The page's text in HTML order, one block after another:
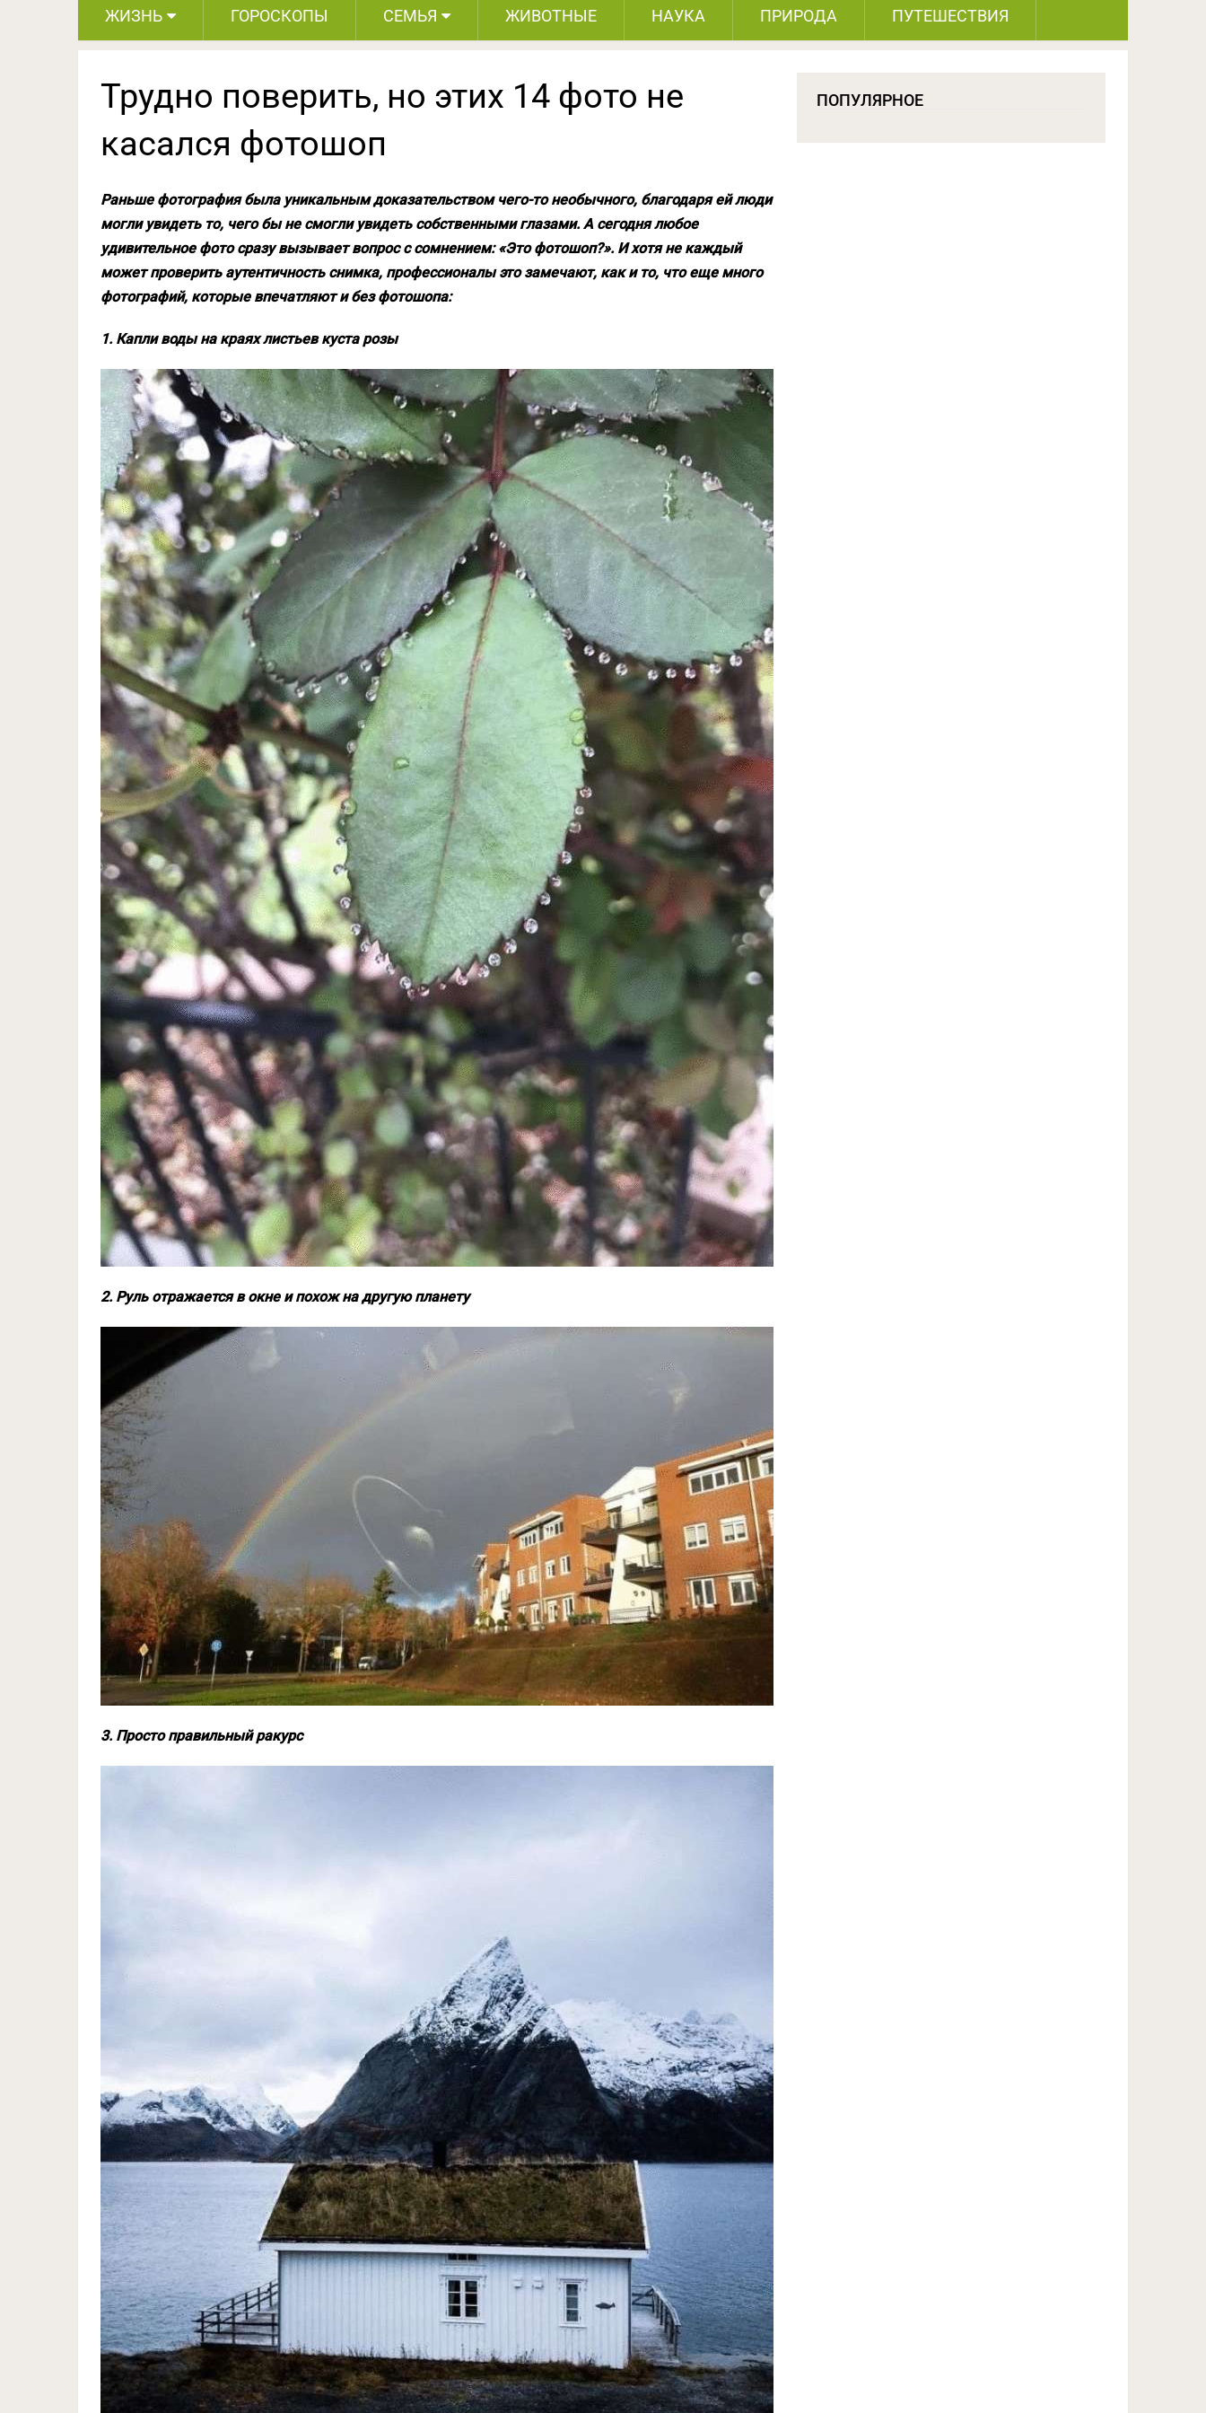
ЖИЗНЬ ГОРОСКОПЫ СЕМЬЯ ЖИВОТНЫЕ НАУКА ПРИРОДА ПУТЕШЕСТВИЯ
Трудно поверить, но этих 14 фото не
касался фотошоп
Раньше фотография была уникальным доказательством чего-то необычного, благодаря ей люди
могли увидеть то, чего бы не смогли увидеть собственными глазами. А сегодня любое
удивительное фото сразу вызывает вопрос с сомнением: «Это фотошоп?». И хотя не каждый
может проверить аутентичность снимка, профессионалы это замечают, как и то, что еще много
фотографий, которые впечатляют и без фотошопа:
1. Капли воды на краях листьев куста розы
2. Руль отражается в окне и похож на другую планету
3. Просто правильный ракурс
ПОПУЛЯРНОЕ